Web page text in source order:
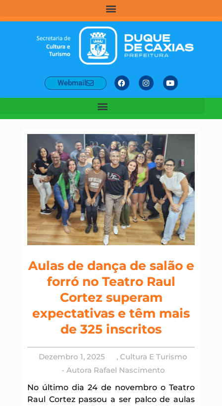
Webmail
Aulas de dança de salão e
forró no Teatro Raul
Cortez superam
expectativas e têm mais
de 325 inscritos
Dezembro 1, 2025 , Cultura E Turismo
- Autora Rafael Nascimento
No último dia 24 de novembro o Teatro
Raul Cortez passou a ser palco de aulas